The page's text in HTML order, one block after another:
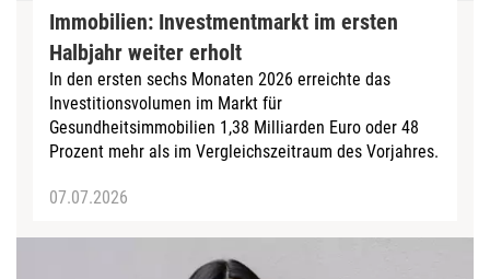
Immobilien: Investmentmarkt im ersten
Halbjahr weiter erholt
In den ersten sechs Monaten 2026 erreichte das
Investitionsvolumen im Markt für
Gesundheitsimmobilien 1,38 Milliarden Euro oder 48
Prozent mehr als im Vergleichszeitraum des Vorjahres.
07.07.2026